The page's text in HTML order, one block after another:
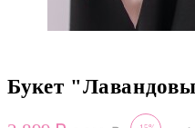
Букет